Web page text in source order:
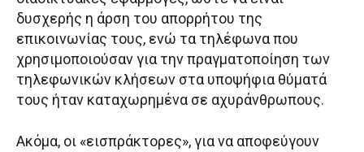
δυσχερής η άρση του απορρήτου της
επικοινωνίας τους, ενώ τα τηλέφωνα που
χρησιμοποιούσαν για την πραγματοποίηση των
τηλεφωνικών κλήσεων στα υποψήφια θύματά
τους ήταν καταχωρημένα σε αχυράνθρωπους.
Ακόμα, οι «εισπράκτορες», για να αποφεύγουν